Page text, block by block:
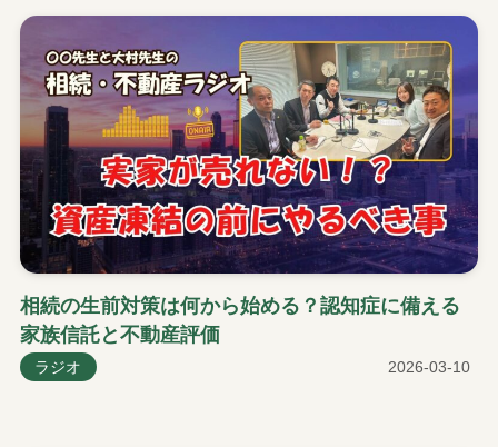
相続の生前対策は何から始める？認知症に備える
家族信託と不動産評価
2026-03-10
ラジオ